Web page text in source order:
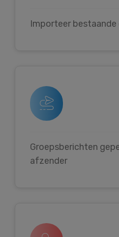
Importeer
Groepsberichten
afzender